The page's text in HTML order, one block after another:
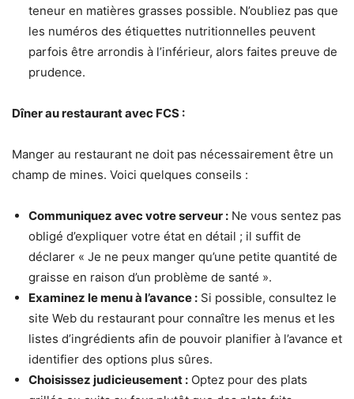
teneur en matières grasses possible. N’oubliez pas que
les numéros des étiquettes nutritionnelles peuvent
parfois être arrondis à l’inférieur, alors faites preuve de
prudence.
Dîner au restaurant avec FCS :
Manger au restaurant ne doit pas nécessairement être un
champ de mines. Voici quelques conseils :
Communiquez avec votre serveur : Ne vous sentez pas
obligé d’expliquer votre état en détail ; il suffit de
déclarer « Je ne peux manger qu’une petite quantité de
graisse en raison d’un problème de santé ».
Examinez le menu à l’avance : Si possible, consultez le
site Web du restaurant pour connaître les menus et les
listes d’ingrédients afin de pouvoir planifier à l’avance et
identifier des options plus sûres.
Choisissez judicieusement : Optez pour des plats